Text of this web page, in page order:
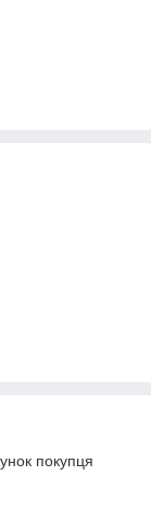
покупця